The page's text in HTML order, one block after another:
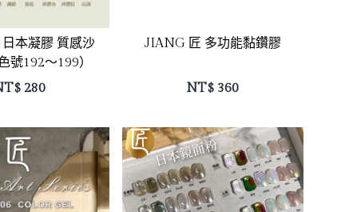
本凝膠 質感沙
號192～199）
280
JIANG 匠 多功能黏鑽膠
NT$ 360